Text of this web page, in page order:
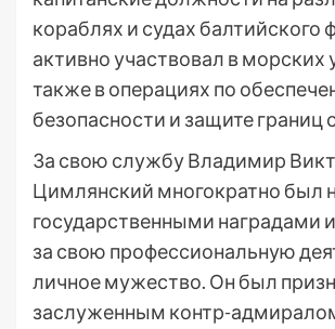
кораблях и судах балтийского
активно участвовал в морских
также в операциях по
безопасности и защите границ
За свою службу Владимир
Цимлянский многократно был
государственными наградами
за свою профессиональную
личное мужество. Он был
заслуженным контр-